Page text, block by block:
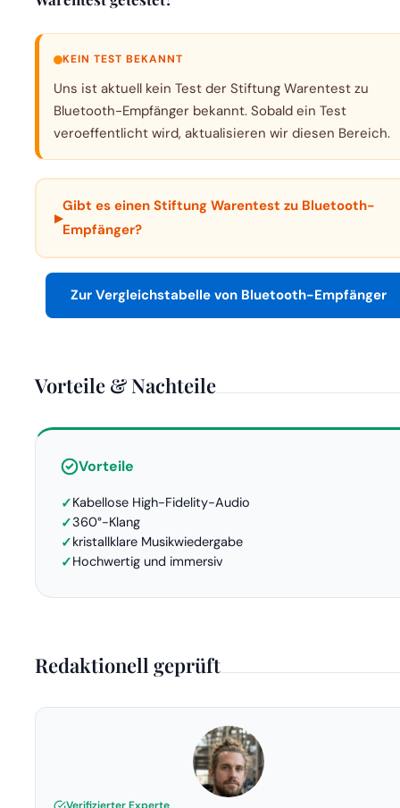
KEIN TEST BEKANNT
Uns ist aktuell kein Test der Stiftung Warentest zu
Bluetooth-Empfänger bekannt. Sobald ein Test
veroeffentlicht wird, aktualisieren wir diesen Bereich.
▸
Gibt es einen Stiftung Warentest zu Bluetooth-
Empfänger?
Zur Vergleichstabelle von Bluetooth-Empfänger
Vorteile & Nachteile
Vorteile
Kabellose High-Fidelity-Audio
360°-Klang
kristallklare Musikwiedergabe
Hochwertig und immersiv
Redaktionell geprüft